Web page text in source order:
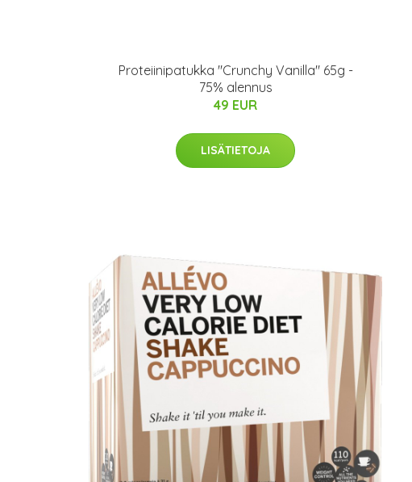
Proteiinipatukka "Crunchy Vanilla" 65g -
75% alennus
49 EUR
LISÄTIETOJA